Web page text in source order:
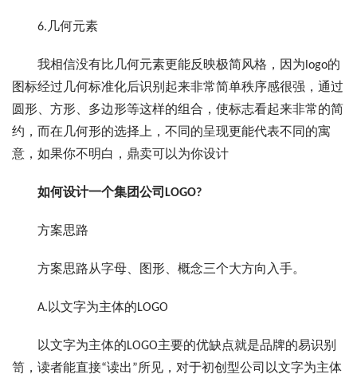
6.几何元素
我相信没有比几何元素更能反映极简风格，因为logo的
图标经过几何标准化后识别起来非常简单秩序感很强，通过
圆形、方形、多边形等这样的组合，使标志看起来非常的简
约，而在几何形的选择上，不同的呈现更能代表不同的寓
意，如果你不明白，鼎卖可以为你设计
如何设计一个集团公司LOGO?
方案思路
方案思路从字母、图形、概念三个大方向入手。
A.以文字为主体的LOGO
以文字为主体的LOGO主要的优缺点就是品牌的易识别
笥，读者能直接“读出”所见，对于初创型公司以文字为主体